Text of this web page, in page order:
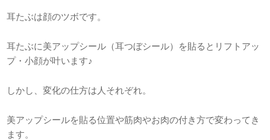
耳たぶは顔のツボです。
耳たぶに美アップシール（耳つぼシール）を貼るとリフトアッ
プ・小顔が叶います♪
しかし、変化の仕方は人それぞれ。
美アップシールを貼る位置や筋肉やお肉の付き方で変わってき
ます。